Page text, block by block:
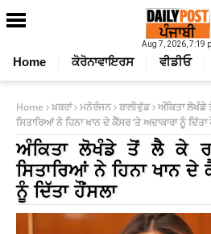
Aug 7, 2026, 7:19
Home ਕੋਰੋਨਾਵਾਇਰਸ ਵੀਡੀਓ
Home ਖ਼ਬਰਾਂ ਮਨੋਰੰਜਨ ਬਾਲੀਵੁੱਡ ਅੰਕਿਤਾ ਲੋਖੰਡੇ
ਸਿਤਾਰਿਆਂ ਨੇ ਹਿਨਾ ਖਾਨ ਦੇ ਕੈਂਸਰ ‘ਤੇ ਅਦਾਕਾਰਾ ਨੂੰ ਦਿੱਤਾ
ਅੰਕਿਤਾ ਲੋਖੰਡੇ ਤੋਂ ਲੈ ਕੇ
ਸਿਤਾਰਿਆਂ ਨੇ ਹਿਨਾ ਖਾਨ ਦੇ
ਨੂੰ ਦਿੱਤਾ ਹੌਂਸਲਾ